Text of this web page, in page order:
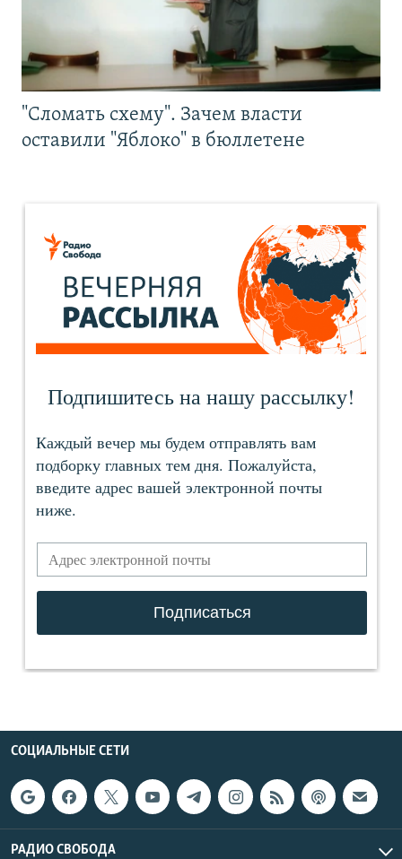
"Сломать схему". Зачем власти
оставили "Яблоко" в бюллетене
СОЦИАЛЬНЫЕ СЕТИ
РАДИО СВОБОДА